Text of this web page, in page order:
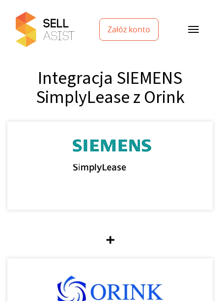
Załóż konto
Integracja SIEMENS
SimplyLease z Orink
+